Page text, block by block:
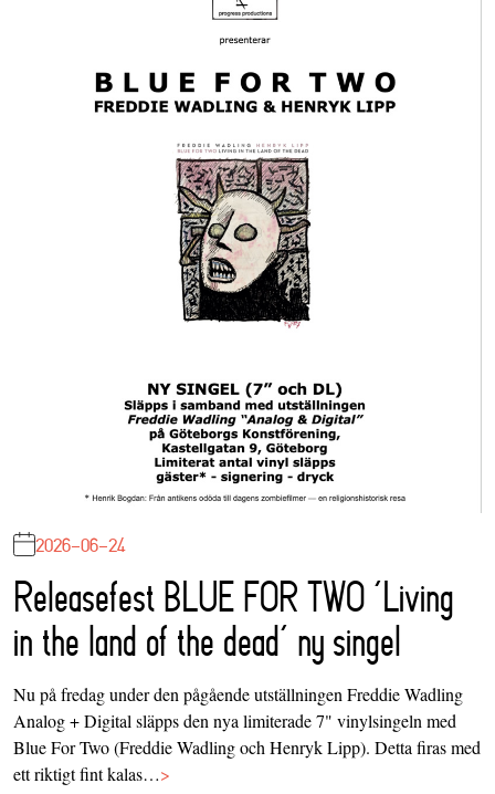
2026-06-24
Releasefest BLUE FOR TWO ‘Living
in the land of the dead’ ny singel
Nu på fredag under den pågående utställningen Freddie Wadling
Analog + Digital släpps den nya limiterade 7" vinylsingeln med
Blue For Two (Freddie Wadling och Henryk Lipp). Detta firas med
ett riktigt fint kalas…>